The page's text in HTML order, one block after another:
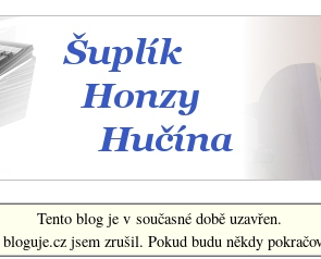
Šuplík Honzy
Tento blog je v současné době uzavřen.
jsem zrušil. Pokud budu někdy